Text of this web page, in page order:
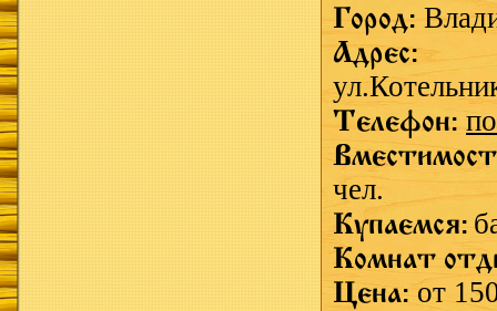
Город:
Адрес:
Телефон:
чел.
Купаемся:
Комнат
Цена: от